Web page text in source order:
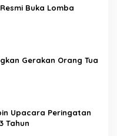
Buka Lomba
Gerakan Orang Tua
Upacara Peringatan
Tahun